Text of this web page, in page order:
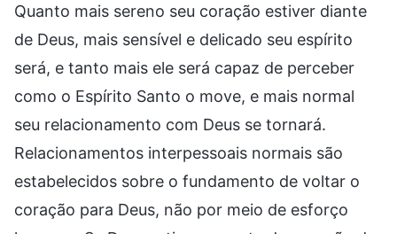
Quanto mais sereno seu coração estiver diante
de Deus, mais sensível e delicado seu espírito
será, e tanto mais ele será capaz de perceber
como o Espírito Santo o move, e mais normal
seu relacionamento com Deus se tornará.
Relacionamentos interpessoais normais são
estabelecidos sobre o fundamento de voltar o
coração para Deus, não por meio de esforço